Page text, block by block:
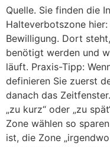
Quelle. Sie finden die
Halteverbotszone
Bewilligung. Dort
benötigt werden und
läuft. Praxis-Tipp:
definieren Sie zuerst
danach das
„zu kurz“ oder „zu
Zone wählen so
ist, die Zone